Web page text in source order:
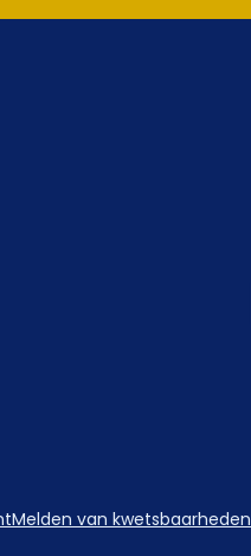
Melden van kwetsbaarheden